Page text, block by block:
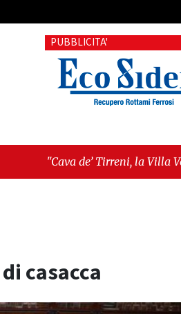
PUBBLICITA'
la Villa Vecchia oltre i
consiliare: “Serve
casacca